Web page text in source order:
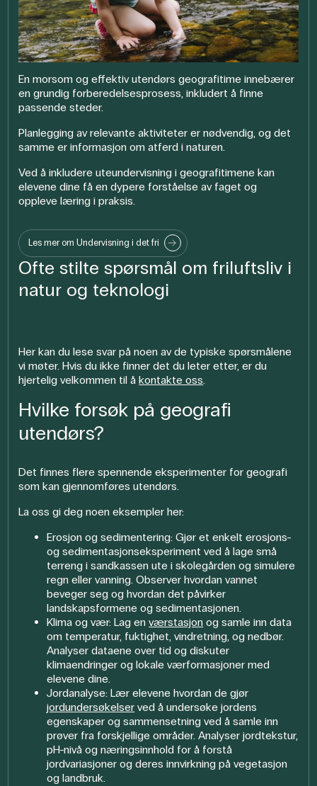
En morsom og effektiv utendørs geografitime innebærer
en grundig forberedelsesprosess, inkludert å finne
passende steder.
Planlegging av relevante aktiviteter er nødvendig, og det
samme er informasjon om atferd i naturen.
Ved å inkludere uteundervisning i geografitimene kan
elevene dine få en dypere forståelse av faget og
oppleve læring i praksis.
Les mer om Undervisning i det fri
Ofte stilte spørsmål om friluftsliv i
natur og teknologi
Her kan du lese svar på noen av de typiske spørsmålene
vi møter. Hvis du ikke finner det du leter etter, er du
hjertelig velkommen til åkontakte oss.
Hvilke forsøk på geografi
utendørs?
Det finnes flere spennende eksperimenter for geografi
som kan gjennomføres utendørs.
La oss gi deg noen eksempler her:
Erosjon og sedimentering: Gjør et enkelt erosjons-
og sedimentasjonseksperiment ved å lage små
terreng i sandkassen ute i skolegården og simulere
regn eller vanning. Observer hvordan vannet
beveger seg og hvordan det påvirker
landskapsformene og sedimentasjonen.
Klima og vær: Lag enværstasjon og samle inn data
om temperatur, fuktighet, vindretning, og nedbør.
Analyser dataene over tid og diskuter
klimaendringer og lokale værformasjoner med
elevene dine.
Jordanalyse: Lær elevene hvordan de gjør
jordundersøkelser ved å undersøke jordens
egenskaper og sammensetning ved å samle inn
prøver fra forskjellige områder. Analyser jordtekstur,
pH-nivå og næringsinnhold for å forstå
jordvariasjoner og deres innvirkning på vegetasjon
og landbruk.